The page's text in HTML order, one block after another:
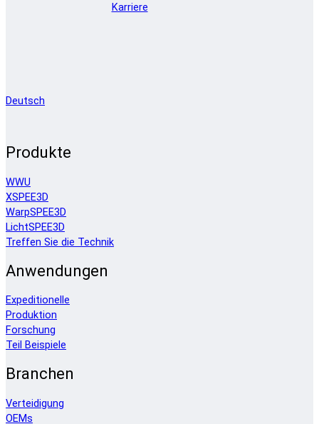
Karriere
Deutsch
Produkte
WWU
XSPEE3D
WarpSPEE3D
LichtSPEE3D
Treffen Sie die Technik
Anwendungen
Expeditionelle
Produktion
Forschung
Teil Beispiele
Branchen
Verteidigung
OEMs